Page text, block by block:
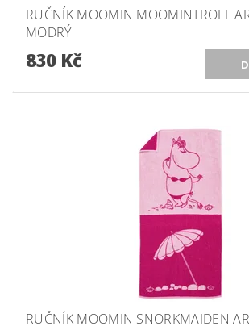
RUČNÍK MOOMIN MOOMINTROLL
MODRÝ
830 Kč
RUČNÍK MOOMIN SNORKMAIDEN